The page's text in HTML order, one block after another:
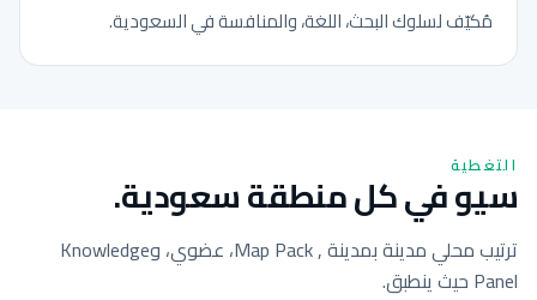
مُكيّف لسلوك البحث، اللغة، والمنافسة في السعودية.
التغطية
سيو في كل منطقة سعودية.
ترتيب محلي مدينة بمدينة , Map Pack، عضوي، وKnowledge
Panel حيث ينطبق.